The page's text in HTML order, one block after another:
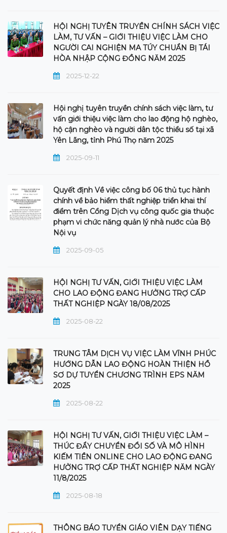
HỘI NGHỊ TUYÊN TRUYỀN CHÍNH SÁCH VIỆC
LÀM, TƯ VẤN – GIỚI THIỆU VIỆC LÀM CHO
NGƯỜI CAI NGHIỆN MA TÚY CHUẨN BỊ TÁI
HÒA NHẬP CỘNG ĐỒNG NĂM 2025
2025-12-22
Hội nghị tuyên truyền chính sách việc làm, tư
vấn giới thiệu việc làm cho lao động hộ nghèo,
hộ cận nghèo và người dân tộc thiểu số tại xã
Yên Lãng, tỉnh Phú Thọ năm 2025
2025-09-11
Quyết định Về việc công bố 06 thủ tục hành
chính về bảo hiểm thất nghiệp triển khai thí
điểm trên Cổng Dịch vụ công quốc gia thuộc
phạm vi chức năng quản lý nhà nước của Bộ
Nội vụ
2025-09-05
HỘI NGHỊ TƯ VẤN, GIỚI THIỆU VIỆC LÀM
CHO LAO ĐỘNG ĐANG HƯỞNG TRỢ CẤP
THẤT NGHIỆP NGÀY 18/08/2025
2025-08-22
TRUNG TÂM DỊCH VỤ VIỆC LÀM VĨNH PHÚC
HƯỚNG DẪN LAO ĐỘNG HOÀN THIỆN HỒ
SƠ DỰ TUYỂN CHƯƠNG TRÌNH EPS NĂM
2025
2025-08-22
HỘI NGHỊ TƯ VẤN, GIỚI THIỆU VIỆC LÀM –
THÚC ĐẨY CHUYỂN ĐỔI SỐ VÀ MÔ HÌNH
KIẾM TIỀN ONLINE CHO LAO ĐỘNG ĐANG
HƯỞNG TRỢ CẤP THẤT NGHIỆP NĂM NGÀY
11/8/2025
2025-08-18
THÔNG BÁO TUYỂN GIÁO VIÊN DẠY TIẾNG